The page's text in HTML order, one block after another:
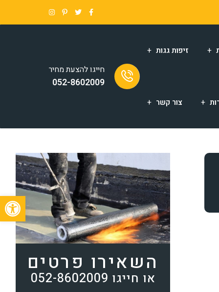
זיפות גגות
צור קשר
חייגו להצעת מחיר
052-8602009
השאירו פרטים
או חייגו 052-8602009